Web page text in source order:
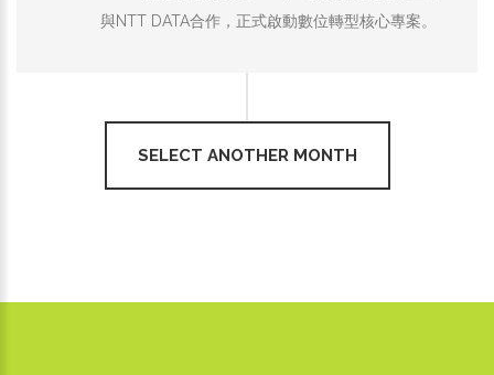
與NTT DATA合作，正式啟動數位轉型核心專案。
SELECT ANOTHER MONTH